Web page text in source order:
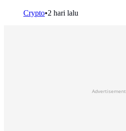
Crypto•2 hari lalu
Advertisement